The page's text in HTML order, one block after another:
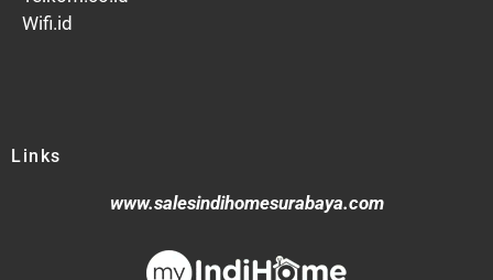
Wifi.id
Links
www.salesindihomesurabaya.com